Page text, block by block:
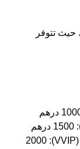
حيث تتوفر
المنصة الشرفية العليا – الدرجة الفاخرة (VVIP): 2000